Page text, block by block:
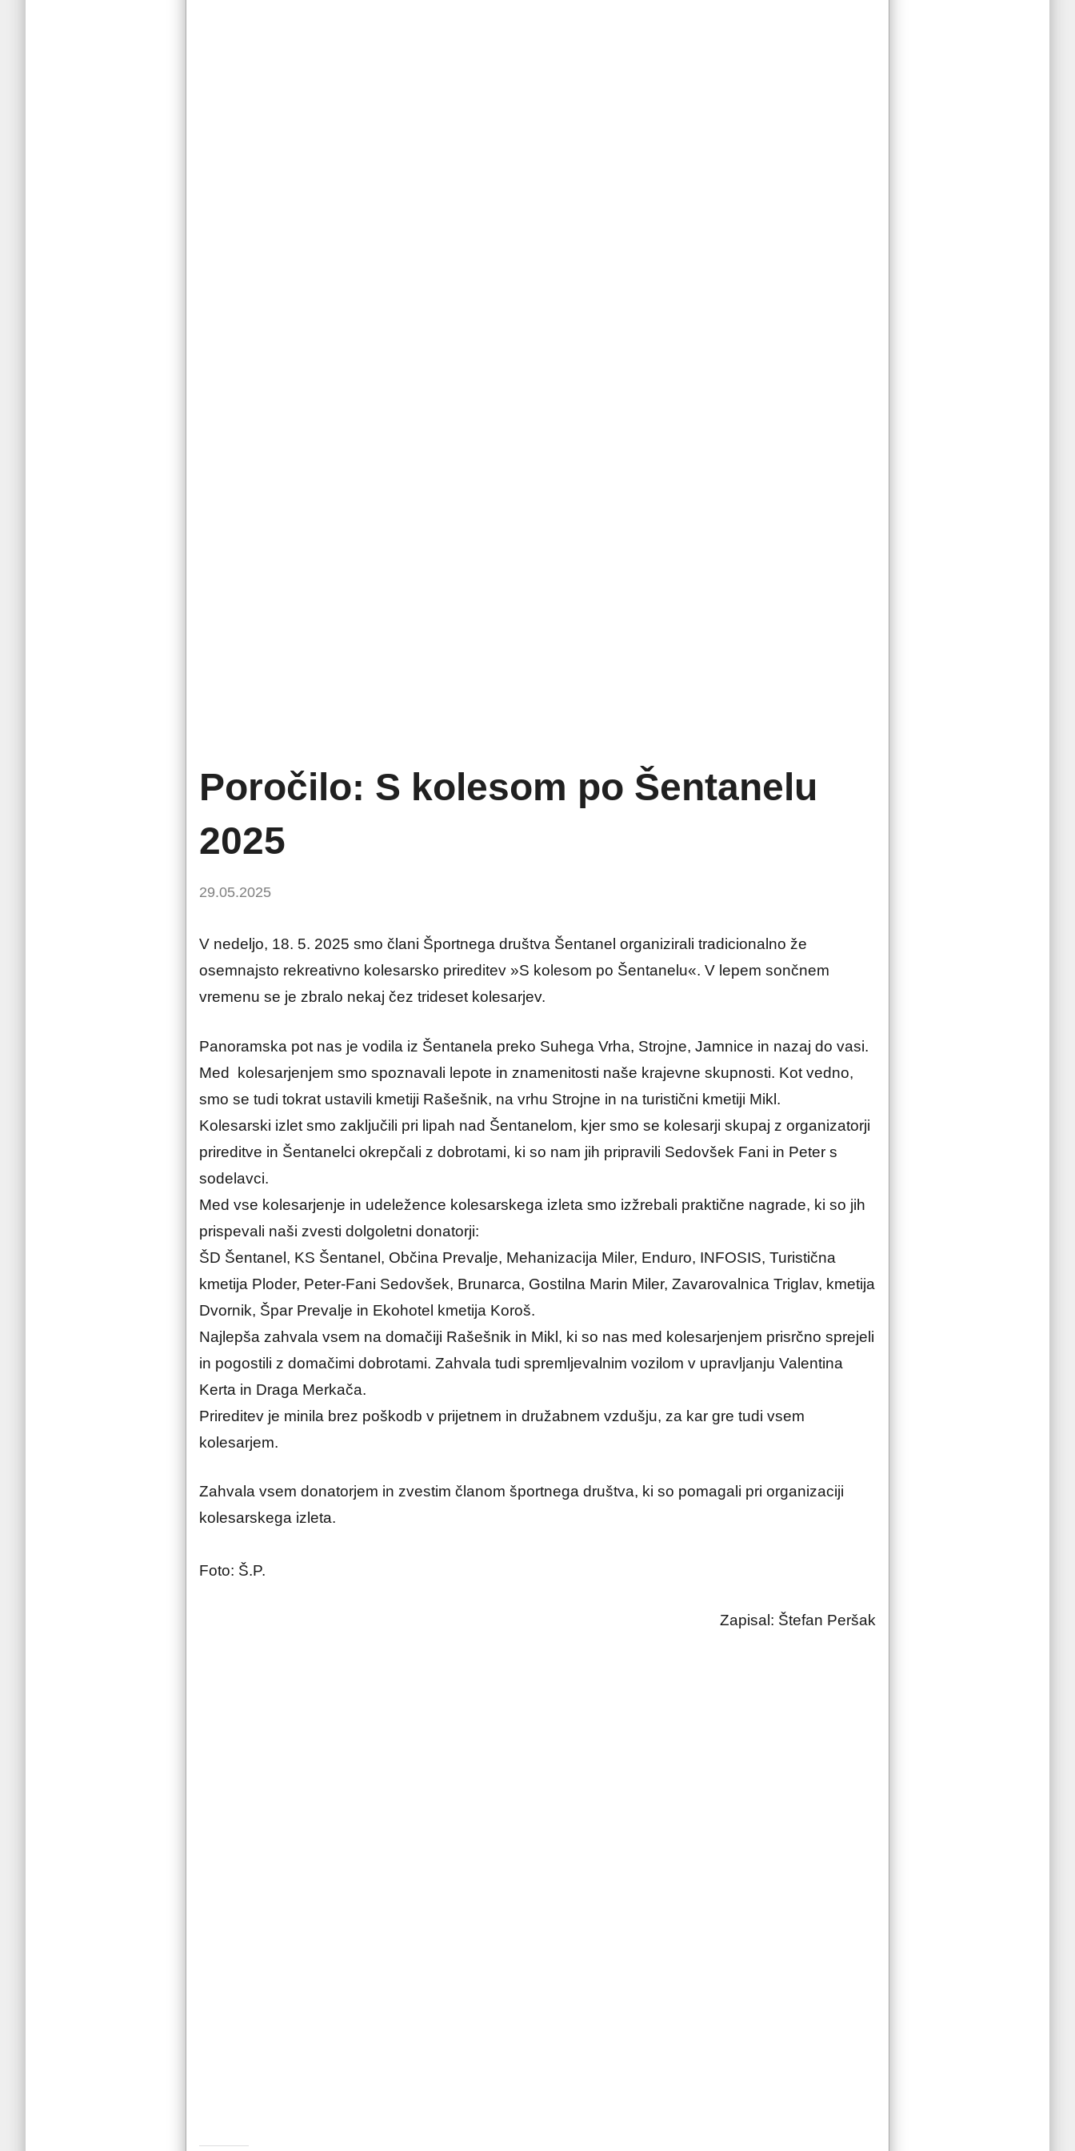
Novice
Poročilo: S kolesom po Šentanelu
2025
by
29.05.2025
V nedeljo, 18. 5. 2025 smo člani Športnega društva Šentanel organizirali tradicionalno že
osemnajsto rekreativno kolesarsko prireditev »S kolesom po Šentanelu«. V lepem sončnem
vremenu se je zbralo nekaj čez trideset kolesarjev.
Panoramska pot nas je vodila iz Šentanela preko Suhega Vrha, Strojne, Jamnice in nazaj do vasi.
Med kolesarjenjem smo spoznavali lepote in znamenitosti naše krajevne skupnosti. Kot vedno,
smo se tudi tokrat ustavili kmetiji Rašešnik, na vrhu Strojne in na turistični kmetiji Mikl.
Kolesarski izlet smo zaključili pri lipah nad Šentanelom, kjer smo se kolesarji skupaj z organizatorji
prireditve in Šentanelci okrepčali z dobrotami, ki so nam jih pripravili Sedovšek Fani in Peter s
sodelavci.
Med vse kolesarjenje in udeležence kolesarskega izleta smo izžrebali praktične nagrade, ki so jih
prispevali naši zvesti dolgoletni donatorji:
ŠD Šentanel, KS Šentanel, Občina Prevalje, Mehanizacija Miler, Enduro, INFOSIS, Turistična
kmetija Ploder, Peter-Fani Sedovšek, Brunarca, Gostilna Marin Miler, Zavarovalnica Triglav, kmetija
Dvornik, Špar Prevalje in Ekohotel kmetija Koroš.
Najlepša zahvala vsem na domačiji Rašešnik in Mikl, ki so nas med kolesarjenjem prisrčno sprejeli
in pogostili z domačimi dobrotami. Zahvala tudi spremljevalnim vozilom v upravljanju Valentina
Kerta in Draga Merkača.
Prireditev je minila brez poškodb v prijetnem in družabnem vzdušju, za kar gre tudi vsem
kolesarjem.
Zahvala vsem donatorjem in zvestim članom športnega društva, ki so pomagali pri organizaciji
kolesarskega izleta.
Foto: Š.P.
Zapisal: Štefan Peršak